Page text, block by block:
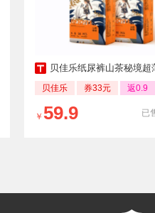
贝佳乐纸尿裤山茶秘境超薄
贝佳乐 券33元 返0.9
已
￥ 59.9